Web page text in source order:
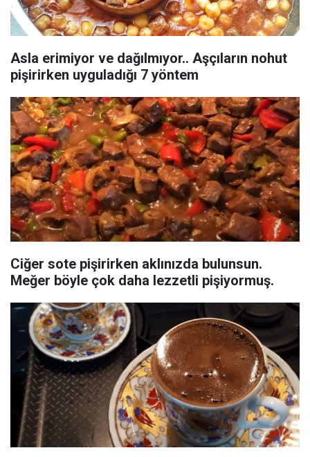
Asla erimiyor ve dağılmıyor.. Aşçıların nohut
pişirirken uyguladığı 7 yöntem
Ciğer sote pişirirken aklınızda bulunsun.
Meğer böyle çok daha lezzetli pişiyormuş.